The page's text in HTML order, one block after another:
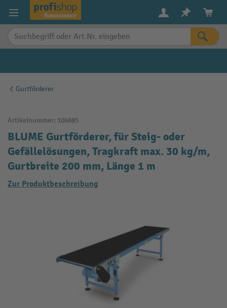
springen
Gurtförderer
Artikelnummer: 106885
BLUME Gurtförderer, für Steig- oder
Gefällelösungen, Tragkraft max. 30 kg/m,
Gurtbreite 200 mm, Länge 1 m
Zur Produktbeschreibung